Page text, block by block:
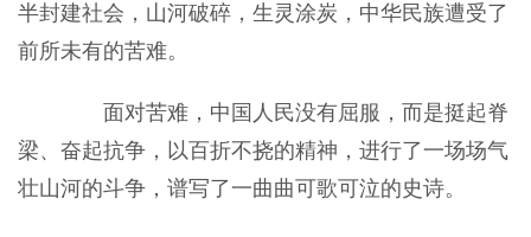
半封建社会，山河破碎，生灵涂炭，中华民族遭受了
前所未有的苦难。
面对苦难，中国人民没有屈服，而是挺起脊
梁、奋起抗争，以百折不挠的精神，进行了一场场气
壮山河的斗争，谱写了一曲曲可歌可泣的史诗。